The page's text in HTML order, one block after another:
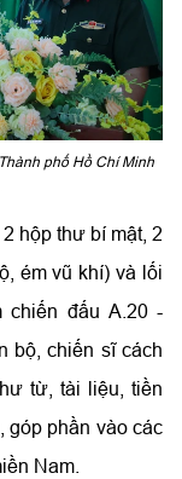
phố Hồ Chí Minh
hộp thư bí mật, 2
ém vũ khí) và lối
chiến đấu A.20 -
bộ, chiến sĩ cách
từ, tài liệu, tiền
góp phần vào các
Nam.